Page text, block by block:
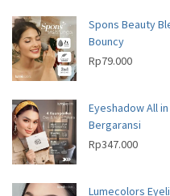
s t
s
c
u
t
s
Spons Beauty
Bouncy
Rp79.000
Eyeshadow All
Bergaransi
Rp347.000
Lumecolors